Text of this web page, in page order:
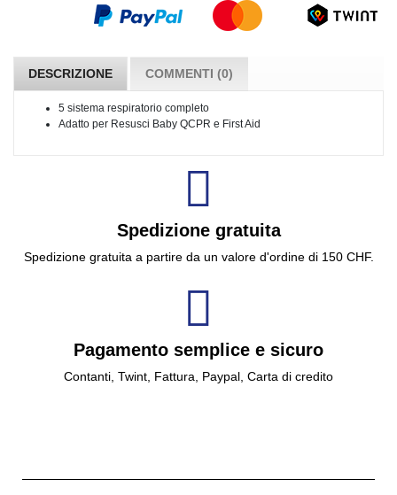
DESCRIZIONE COMMENTI (0)
5 sistema respiratorio completo
Adatto per Resusci Baby QCPR e First Aid
Spedizione gratuita
Spedizione gratuita a partire da un valore d'ordine di 150 CHF.
Pagamento semplice e sicuro
Contanti, Twint, Fattura, Paypal, Carta di credito